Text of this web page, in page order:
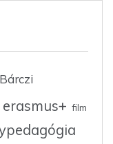
Bárczi
erasmus+ film